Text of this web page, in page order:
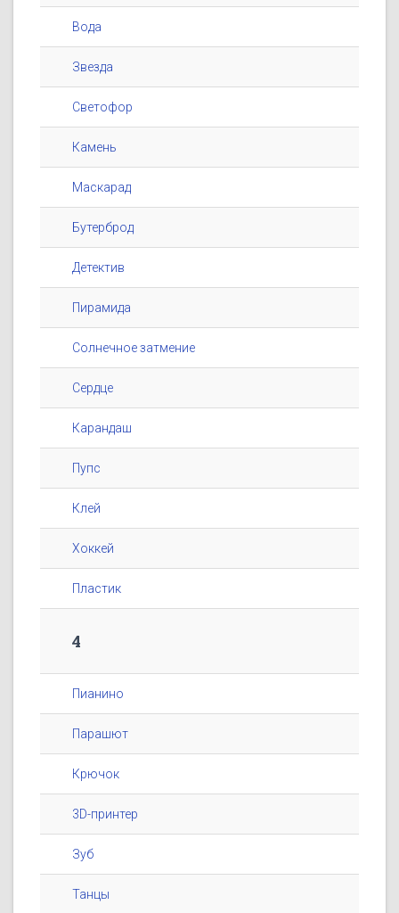
Вода
Звезда
Светофор
Камень
Маскарад
Бутерброд
Детектив
Пирамида
Солнечное затмение
Сердце
Карандаш
Пупс
Клей
Хоккей
Пластик
4
Пианино
Парашют
Крючок
3D-принтер
Зуб
Танцы